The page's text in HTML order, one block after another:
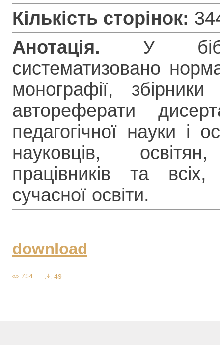
Кількість сторінок:
Анотація. У
систематизовано
монографії,
автореферати
педагогічної науки і
науковців,
працівників та
сучасної освіти.
download
754 49